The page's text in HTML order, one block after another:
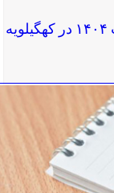
از همدلی تا امید آفرینی؛ روایت هفته دولت ۱۴۰۴ در کهگیلویه